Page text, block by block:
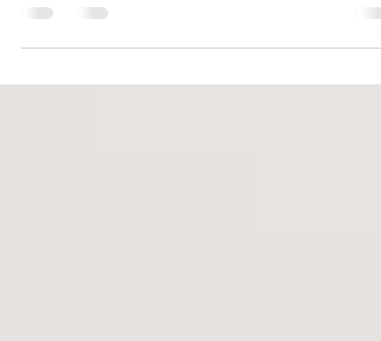
oraciones, e invite a tu audiencia a